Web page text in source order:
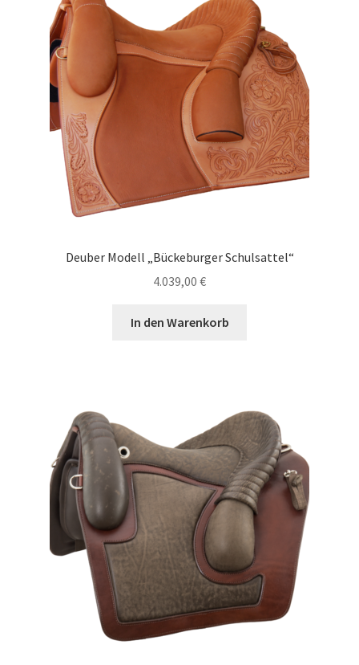
Deuber Modell „Bückeburger Schulsattel“
4.039,00 €
In den Warenkorb